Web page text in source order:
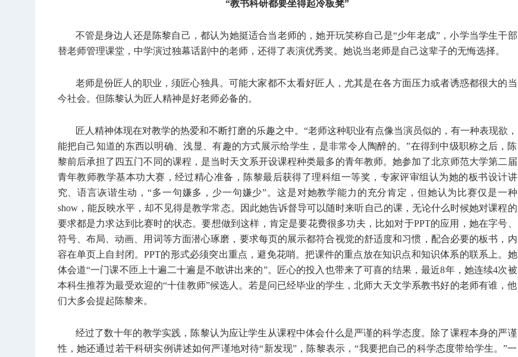
“教书科研都要坐得起冷板凳”
不管是身边人还是陈黎自己，都认为她挺适合当老师的，她开玩笑称自己是“少年老成”，小学当学生干部
替老师管理课堂，中学演过独幕话剧中的老师，还得了表演优秀奖。她说当老师是自己这辈子的无悔选择。
老师是份匠人的职业，须匠心独具。可能大家都不太看好匠人，尤其是在各方面压力或者诱惑都很大的当
今社会。但陈黎认为匠人精神是好老师必备的。
匠人精神体现在对教学的热爱和不断打磨的乐趣之中。“老师这种职业有点像当演员似的，有一种表现欲，
能把自己知道的东西以明确、浅显、有趣的方式展示给学生，是非常令人陶醉的。”在得到中级职称之后，陈
黎前后承担了四五门不同的课程，是当时天文系开设课程种类最多的青年教师。她参加了北京师范大学第二届
青年教师教学基本功大赛，经过精心准备，陈黎最后获得了理科组一等奖，专家评审组认为她的板书设计讲
究、语言诙谐生动，“多一句嫌多，少一句嫌少”。这是对她教学能力的充分肯定，但她认为比赛仅是一种
show，能反映水平，却不见得是教学常态。因此她告诉督导可以随时来听自己的课，无论什么时候她对课程的
要求都是力求达到比赛时的状态。要想做到这样，肯定是要花费很多功夫，比如对于PPT的应用，她在字号、
符号、布局、动画、用词等方面潜心琢磨，要求每页的展示都符合视觉的舒适度和习惯，配合必要的板书，内
容在单页上自封闭。PPT的形式必须突出重点，避免花哨。把课件的重点放在知识点和知识体系的联系上。她
体会道“一门课不匝上十遍二十遍是不敢讲出来的”。匠心的投入也带来了可喜的结果，最近8年，她连续4次被
本科生推荐为最受欢迎的“十佳教师”候选人。若是问已经毕业的学生，北师大天文学系教书好的老师有谁，他
们大多会提起陈黎来。
经过了数十年的教学实践，陈黎认为应让学生从课程中体会什么是严谨的科学态度。除了课程本身的严谨
性，她还通过若干科研实例讲述如何严谨地对待“新发现”，陈黎表示，“我要把自己的科学态度带给学生。”一